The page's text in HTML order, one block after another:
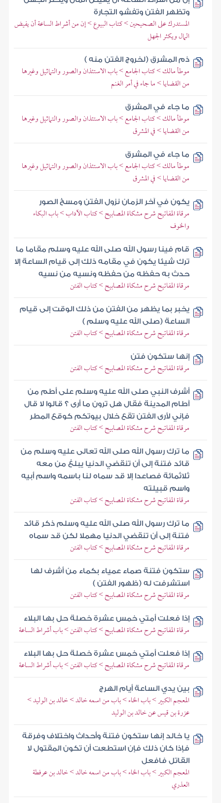
وتظهر الفتن وتفشو التجارة
المستدرك على الصحيحين > كتاب البيوع > إن من أشراط الساعة أن يفيض
المال ويكثر الجهل
ذم المشرق (لخروج الفتن منه )
موطأ مالك > كتاب الجامع > باب الاستئذان والصور والتماثيل وغيرها
من القضايا > ما جاء في أمر الغنم
ما جاء في المشرق
موطأ مالك > كتاب الجامع > باب الاستئذان والصور والتماثيل وغيرها
من القضايا > في المشرق
ما جاء في المشرق
موطأ مالك > كتاب الجامع > باب الاستئذان والصور والتماثيل وغيرها
من القضايا > في المشرق
يكون في آخر الزمان نزول الفتن ومسخ الصور
مرقاة المفاتيح شرح مشكاة المصابيح > كتاب الآداب > باب البكاء
والخوف
قام فينا رسول الله صلى الله عليه وسلم مقاما ما
ترك شيئا يكون في مقامه ذلك إلى قيام الساعة إلا
حدث به حفظه من حفظه ونسيه من نسيه
مرقاة المفاتيح شرح مشكاة المصابيح > كتاب الفتن
يخبر بما يظهر من الفتن من ذلك الوقت إلى قيام
الساعة (صلى الله عليه وسلم )
مرقاة المفاتيح شرح مشكاة المصابيح > كتاب الفتن
إنها ستكون فتن
مرقاة المفاتيح شرح مشكاة المصابيح > كتاب الفتن
أشرف النبي صلى الله عليه وسلم على أطم من
آطام المدينة فقال هل ترون ما أرى ؟ قالوا لا قال
فإني لأرى الفتن تقع خلال بيوتكم كوقع المطر
مرقاة المفاتيح شرح مشكاة المصابيح > كتاب الفتن
ما ترك رسول الله صلى الله تعالى عليه وسلم من
قائد فتنة إلى أن تنقضي الدنيا يبلغ من معه
ثلاثمائة فصاعدا إلا قد سماه لنا باسمه واسم أبيه
واسم قبيلته
مرقاة المفاتيح شرح مشكاة المصابيح > كتاب الفتن
ما ترك رسول الله صلى الله عليه وسلم ذكر قائد
فتنة إلى أن تنقضي الدنيا مهملا لكن قد سماه
مرقاة المفاتيح شرح مشكاة المصابيح > كتاب الفتن
ستكون فتنة صماء عمياء بكماء من أشرف لها
استشرفت له (ظهور الفتن )
مرقاة المفاتيح شرح مشكاة المصابيح > كتاب الفتن
إذا فعلت أمتي خمس عشرة خصلة حل بها البلاء
مرقاة المفاتيح شرح مشكاة المصابيح > كتاب الفتن > باب أشراط الساعة
إذا فعلت أمتي خمس عشرة خصلة حل بها البلاء
مرقاة المفاتيح شرح مشكاة المصابيح > كتاب الفتن > باب أشراط الساعة
بين يدي الساعة أيام الهرج
المعجم الكبير > باب الخاء > باب من اسمه خالد > خالد بن الوليد >
عزرة بن قيس عن خالد بن الوليد
يا خالد إنها ستكون فتنة وأحداث واختلاف وفرقة
فإذا كان ذلك فإن استطعت أن تكون المقتول لا
القاتل فافعل
المعجم الكبير > باب الخاء > باب من اسمه خالد > خالد بن عرفطة
العذري